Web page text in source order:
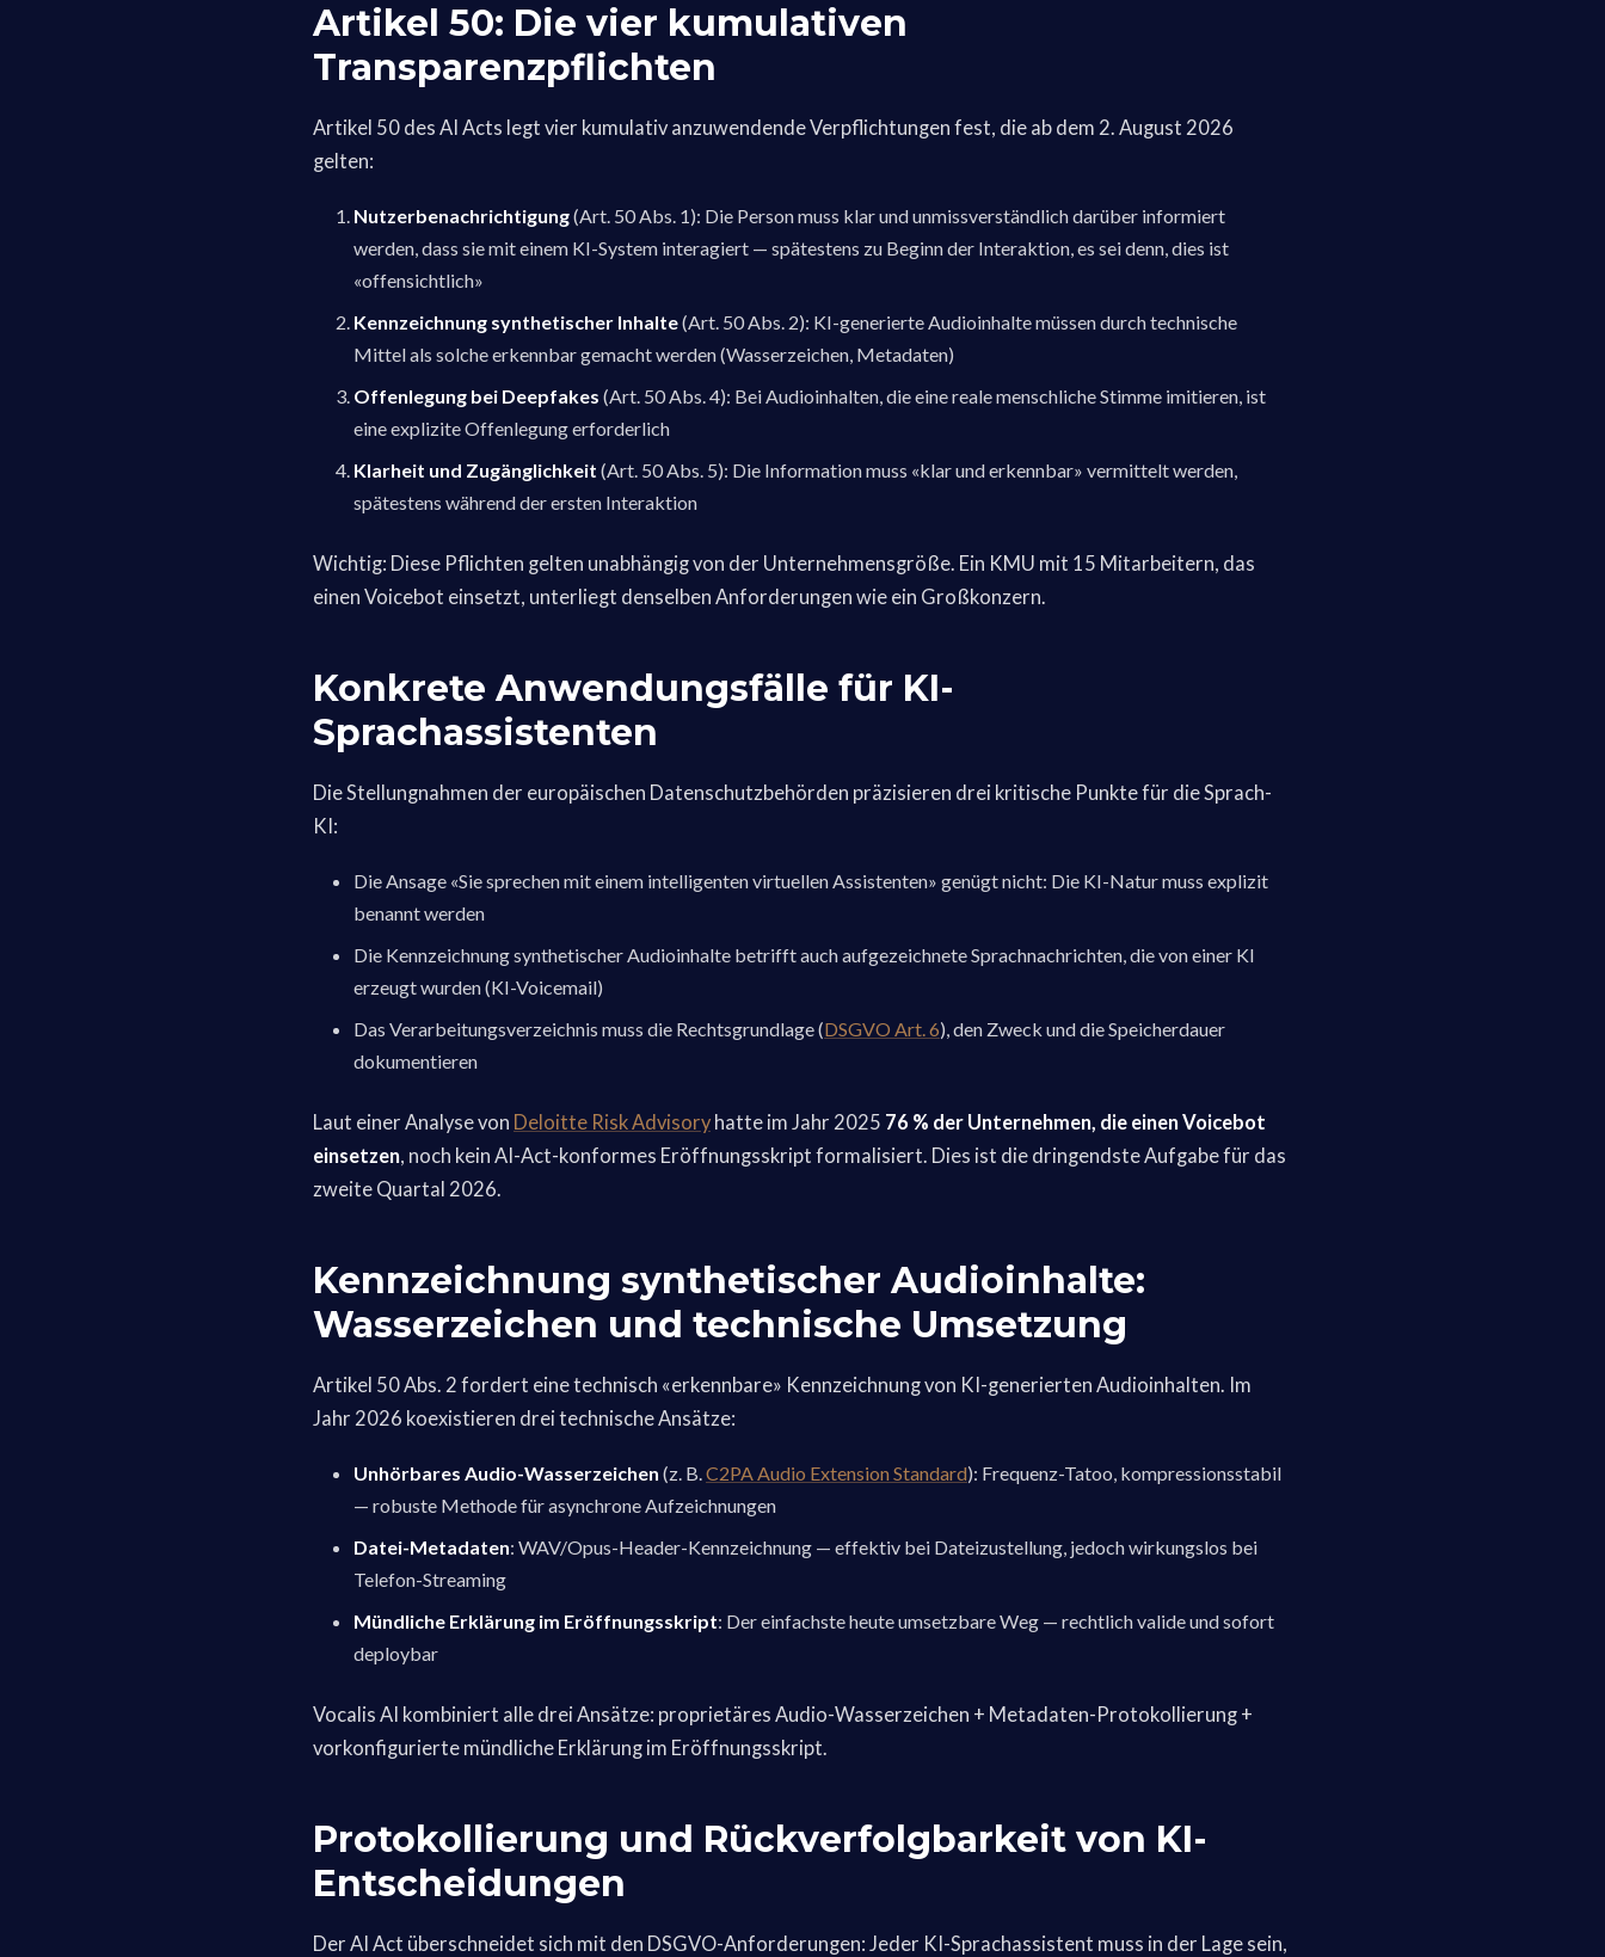
Artikel 50: Die vier kumulativen
Transparenzpflichten
Artikel 50 des AI Acts legt vier kumulativ anzuwendende Verpflichtungen fest, die ab dem 2. August 2026
gelten:
Nutzerbenachrichtigung(Art. 50 Abs. 1): Die Person muss klar und unmissverständlich darüber informiert
werden, dass sie mit einem KI-System interagiert — spätestens zu Beginn der Interaktion, es sei denn, dies ist
«offensichtlich»
Kennzeichnung synthetischer Inhalte(Art. 50 Abs. 2): KI-generierte Audioinhalte müssen durch technische
Mittel als solche erkennbar gemacht werden (Wasserzeichen, Metadaten)
Offenlegung bei Deepfakes (Art. 50 Abs. 4): Bei Audioinhalten, die eine reale menschliche Stimme imitieren, ist
eine explizite Offenlegung erforderlich
Klarheit und Zugänglichkeit (Art. 50 Abs. 5): Die Information muss «klar und erkennbar» vermittelt werden,
spätestens während der ersten Interaktion
Wichtig: Diese Pflichten gelten unabhängig von der Unternehmensgröße. Ein KMU mit 15 Mitarbeitern, das
einen Voicebot einsetzt, unterliegt denselben Anforderungen wie ein Großkonzern.
Konkrete Anwendungsfälle für KI-
Sprachassistenten
Die Stellungnahmen der europäischen Datenschutzbehörden präzisieren drei kritische Punkte für die Sprach-
KI:
Die Ansage «Sie sprechen mit einem intelligenten virtuellen Assistenten» genügt nicht: Die KI-Natur muss explizit
benannt werden
Die Kennzeichnung synthetischer Audioinhalte betrifft auch aufgezeichnete Sprachnachrichten, die von einer KI
erzeugt wurden (KI-Voicemail)
Das Verarbeitungsverzeichnis muss die Rechtsgrundlage (DSGVO Art. 6), den Zweck und die Speicherdauer
dokumentieren
Laut einer Analyse von Deloitte Risk Advisory hatte im Jahr 2025 76 % der Unternehmen, die einen Voicebot
einsetzen, noch kein AI-Act-konformes Eröffnungsskript formalisiert. Dies ist die dringendste Aufgabe für das
zweite Quartal 2026.
Kennzeichnung synthetischer Audioinhalte:
Wasserzeichen und technische Umsetzung
Artikel 50 Abs. 2 fordert eine technisch «erkennbare» Kennzeichnung von KI-generierten Audioinhalten. Im
Jahr 2026 koexistieren drei technische Ansätze:
Unhörbares Audio-Wasserzeichen (z. B.C2PA Audio Extension Standard): Frequenz-Tatoo, kompressionsstabil
— robuste Methode für asynchrone Aufzeichnungen
Datei-Metadaten: WAV/Opus-Header-Kennzeichnung — effektiv bei Dateizustellung, jedoch wirkungslos bei
Telefon-Streaming
Mündliche Erklärung im Eröffnungsskript: Der einfachste heute umsetzbare Weg — rechtlich valide und sofort
deploybar
Vocalis AI kombiniert alle drei Ansätze: proprietäres Audio-Wasserzeichen + Metadaten-Protokollierung +
vorkonfigurierte mündliche Erklärung im Eröffnungsskript.
Protokollierung und Rückverfolgbarkeit von KI-
Entscheidungen
Der AI Act überschneidet sich mit den DSGVO-Anforderungen: Jeder KI-Sprachassistent muss in der Lage sein,